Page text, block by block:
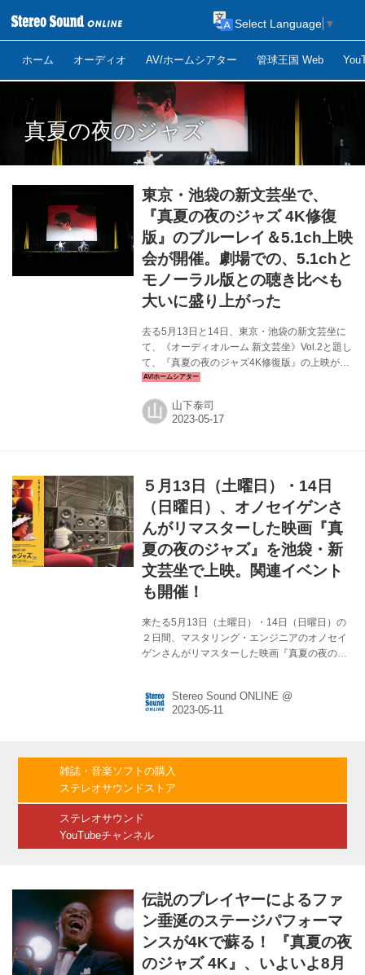
ホーム オーディオ AV/ホームシアター 管球王国 Web
Select Language ▼
真夏の夜のジャズ
東京・池袋の新文芸坐で、
『真夏の夜のジャズ 4K修復
版』のブルーレイ＆5.1ch上映
会が開催。劇場での、5.1chと
モノーラル版との聴き比べも
大いに盛り上がった
去る5月13日と14日、東京・池袋の新文芸坐に
て、《オーディオルーム 新文芸坐》Vol.2と題し
て、『真夏の夜のジャズ4K修復版』の上映が行
われた。 《オーディオルーム 新文芸坐》とは、
優れた映画」を、新文芸坐の誇る音響システム
「BUNGEI-PHONIC SOUND SYSTEM」を彼が
ーレイによる上映だったのは、セイゲン氏自ら
マスタリングしたソースで観客に味わってもら
う、という意図である。 『真夏の夜のジャズ
4K修...
山 山下泰司
５月13日（土曜日）・14日
（日曜日）、オノセイゲンさ
んがリマスターした映画『真
夏の夜のジャズ』を池袋・新
文芸坐で上映。関連イベント
も開催！
来たる5月13日（土曜日）・14日（日曜日）の
２日間、マスタリング・エンジニアのオノセイ
ゲンさんがリマスターした映画『真夏の夜のジ
セイゲンさんとHiViでお馴染みのオーディオ評
論家・山本浩司さんが登壇するイベントも開催
ネマ・パラダイス 完全オリジナル版』が上映さ
れ、関連イベントも好評を博した。 5月13日
Stereo Sound ONLINE @
雑誌・音楽ソフトの購入
ステレオサウンドストア
ステレオサウンド
YouTubeチャンネル
伝説のプレイヤーによるファ
ン垂涎のステージパフォーマ
ンスが4Kで蘇る！ 『真夏の夜
のジャズ 4K』、いよいよ8月